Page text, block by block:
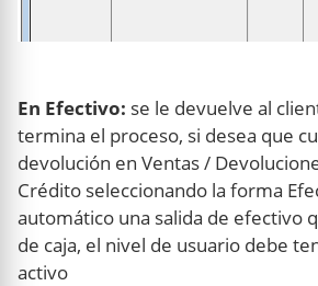
En Efectivo: se le devuelve al
termina el proceso, si desea que
devolución en Ventas /
Crédito seleccionando la forma
automático una salida de efectivo
de caja, el nivel de usuario debe
activo